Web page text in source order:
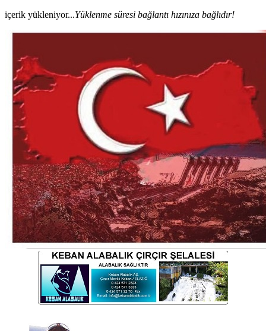
içerik yükleniyor...Yüklenme süresi bağlantı hızınıza bağlıdır!